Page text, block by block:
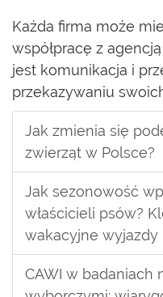
Każda firma może
współpracę z
jest komunikacja i
przekazywaniu
Jak zmienia się
zwierząt w Polsce?
Jak sezonowość
właścicieli psów?
wakacyjne wyjazdy
CAWI w badaniach